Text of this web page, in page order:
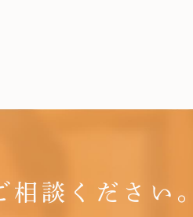
相談ください。